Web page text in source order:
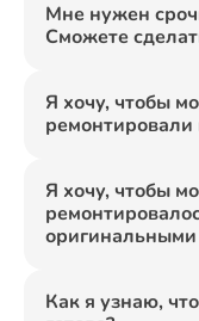
Мне нужен
Сможете
Я хочу, чтобы
Я хочу, чтобы
оригинальными
Как я узнаю,